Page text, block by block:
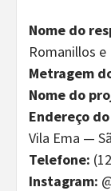
Nome do
Romanillos
Metragem
Nome do
Endereço
Vila Ema —
Telefone:
Instagram: